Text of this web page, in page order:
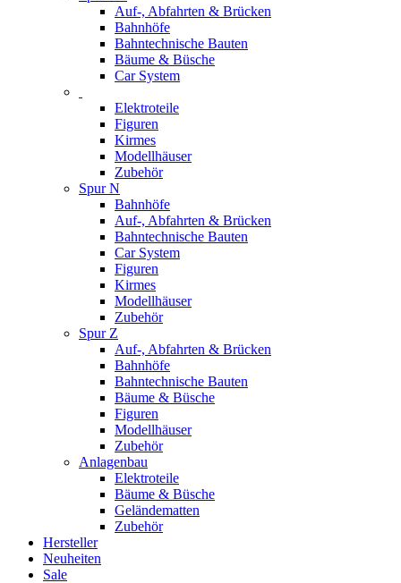
Auf-, Abfahrten & Brücken
Bahnhöfe
Bahntechnische Bauten
Bäume & Büsche
Car System
Elektroteile
Figuren
Kirmes
Modellhäuser
Zubehör
Spur N
Bahnhöfe
Auf-, Abfahrten & Brücken
Bahntechnische Bauten
Car System
Figuren
Kirmes
Modellhäuser
Zubehör
Spur Z
Auf-, Abfahrten & Brücken
Bahnhöfe
Bahntechnische Bauten
Bäume & Büsche
Figuren
Modellhäuser
Zubehör
Anlagenbau
Elektroteile
Bäume & Büsche
Geländematten
Zubehör
Hersteller
Neuheiten
Sale